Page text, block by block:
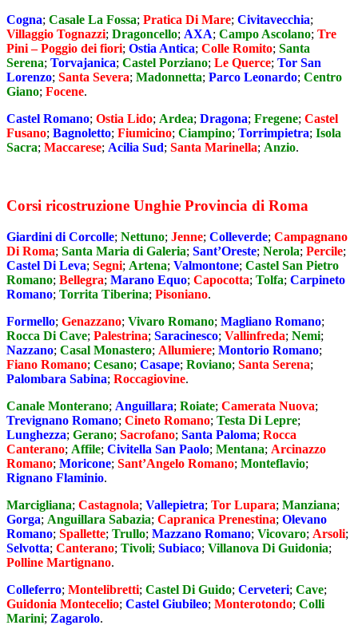
Cogna; Casale La Fossa; Pratica Di Mare; Civitavecchia;
Villaggio Tognazzi; Dragoncello; AXA; Campo Ascolano; Tre
Pini – Poggio dei fiori; Ostia Antica; Colle Romito; Santa
Serena; Torvajanica; Castel Porziano; Le Querce; Tor San
Lorenzo; Santa Severa; Madonnetta; Parco Leonardo; Centro
Giano; Focene.
Castel Romano; Ostia Lido; Ardea; Dragona; Fregene; Castel
Fusano; Bagnoletto; Fiumicino; Ciampino; Torrimpietra; Isola
Sacra; Maccarese; Acilia Sud; Santa Marinella; Anzio.
Corsi ricostruzione Unghie Provincia di Roma
Giardini di Corcolle; Nettuno; Jenne; Colleverde; Campagnano
Di Roma; Santa Maria di Galeria; Sant’Oreste; Nerola; Percile;
Castel Di Leva; Segni; Artena; Valmontone; Castel San Pietro
Romano; Bellegra; Marano Equo; Capocotta; Tolfa; Carpineto
Romano; Torrita Tiberina; Pisoniano.
Formello; Genazzano; Vivaro Romano; Magliano Romano;
Rocca Di Cave; Palestrina; Saracinesco; Vallinfreda; Nemi;
Nazzano; Casal Monastero; Allumiere; Montorio Romano;
Fiano Romano; Cesano; Casape; Roviano; Santa Serena;
Palombara Sabina; Roccagiovine.
Canale Monterano; Anguillara; Roiate; Camerata Nuova;
Trevignano Romano; Cineto Romano; Testa Di Lepre;
Lunghezza; Gerano; Sacrofano; Santa Paloma; Rocca
Canterano; Affile; Civitella San Paolo; Mentana; Arcinazzo
Romano; Moricone; Sant’Angelo Romano; Monteflavio;
Rignano Flaminio.
Marcigliana; Castagnola; Vallepietra; Tor Lupara; Manziana;
Gorga; Anguillara Sabazia; Capranica Prenestina; Olevano
Romano; Spallette; Trullo; Mazzano Romano; Vicovaro; Arsoli;
Selvotta; Canterano; Tivoli; Subiaco; Villanova Di Guidonia;
Polline Martignano.
Colleferro; Montelibretti; Castel Di Guido; Cerveteri; Cave;
Guidonia Montecelio; Castel Giubileo; Monterotondo; Colli
Marini; Zagarolo.